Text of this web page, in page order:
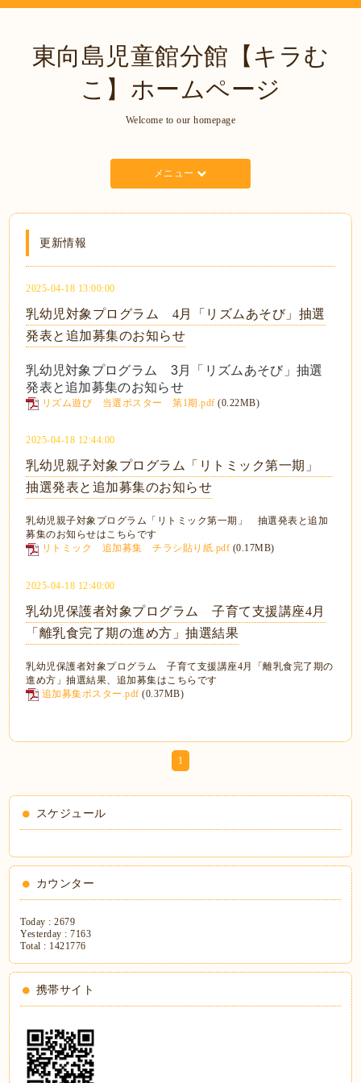
東向島児童館分館【キラむ
こ】ホームページ
Welcome to our homepage
メニュー
更新情報
2025-04-18 13:00:00
乳幼児対象プログラム 4月「リズムあそび」抽選
発表と追加募集のお知らせ
乳幼児対象プログラム 3月「リズムあそび」抽選
発表と追加募集のお知らせ
リズム遊び 当選ポスター 第1期.pdf (0.22MB)
2025-04-18 12:44:00
乳幼児親子対象プログラム「リトミック第一期」
抽選発表と追加募集のお知らせ
乳幼児親子対象プログラム「リトミック第一期」 抽選発表と追加
募集のお知らせはこちらです
リトミック 追加募集 チラシ貼り紙.pdf (0.17MB)
2025-04-18 12:40:00
乳幼児保護者対象プログラム 子育て支援講座4月
「離乳食完了期の進め方」抽選結果
乳幼児保護者対象プログラム 子育て支援講座4月「離乳食完了期の
進め方」抽選結果、追加募集はこちらです
追加募集ポスター.pdf (0.37MB)
1
スケジュール
カウンター
Today :2679
Yesterday :7163
Total : 1421776
携帯サイト